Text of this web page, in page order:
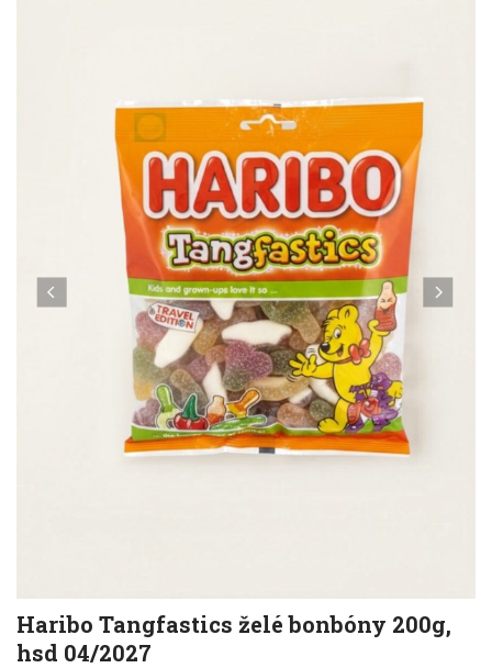
Haribo Tangfastics želé bonbóny 200g,
hsd 04/2027